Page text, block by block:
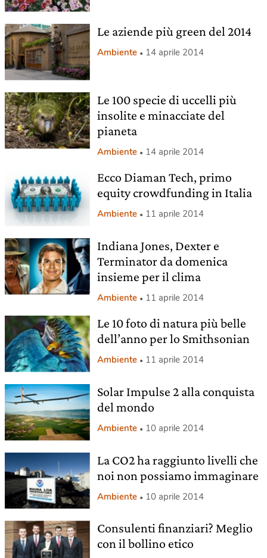
Le aziende più green del 2014
Ambiente 14 aprile 2014
Le 100 specie di uccelli più
insolite e minacciate del
pianeta
Ambiente 14 aprile 2014
Ecco Diaman Tech, primo
equity crowdfunding in Italia
Ambiente 11 aprile 2014
Indiana Jones, Dexter e
Terminator da domenica
insieme per il clima
Ambiente 11 aprile 2014
Le 10 foto di natura più belle
dell’anno per lo Smithsonian
Ambiente 11 aprile 2014
Solar Impulse 2 alla conquista
del mondo
Ambiente 10 aprile 2014
La CO2 ha raggiunto livelli che
noi non possiamo immaginare
Ambiente 10 aprile 2014
Consulenti finanziari? Meglio
con il bollino etico